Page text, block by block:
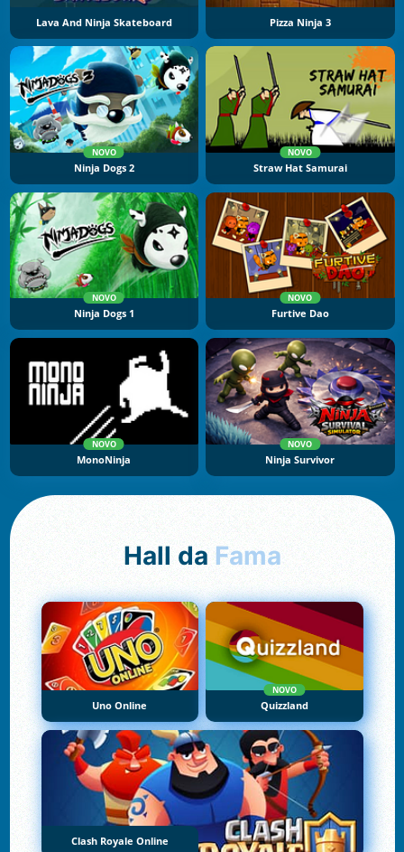
Lava And Ninja Skateboard Pizza Ninja 3
NOVO
Ninja Dogs 2
NOVO
Straw Hat Samurai
NOVO
Ninja Dogs 1
NOVO
Furtive Dao
NOVO
MonoNinja
NOVO
Ninja Survivor
Hall da Fama
Uno Online
NOVO
Quizzland
Clash Royale Online